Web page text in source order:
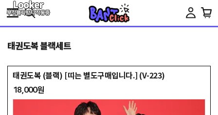
Toggle
태권도복 블랙세트
태권도복 (블랙) [띠는 별도구매입니다.] (V-223)
18,000원